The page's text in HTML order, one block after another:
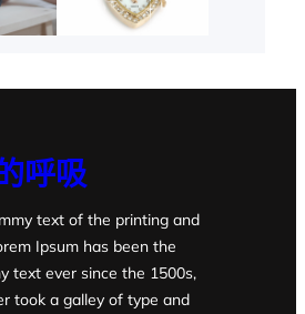
呼吸
text of the printing and
Ipsum has been the
text ever since the 1500s,
took a galley of type and